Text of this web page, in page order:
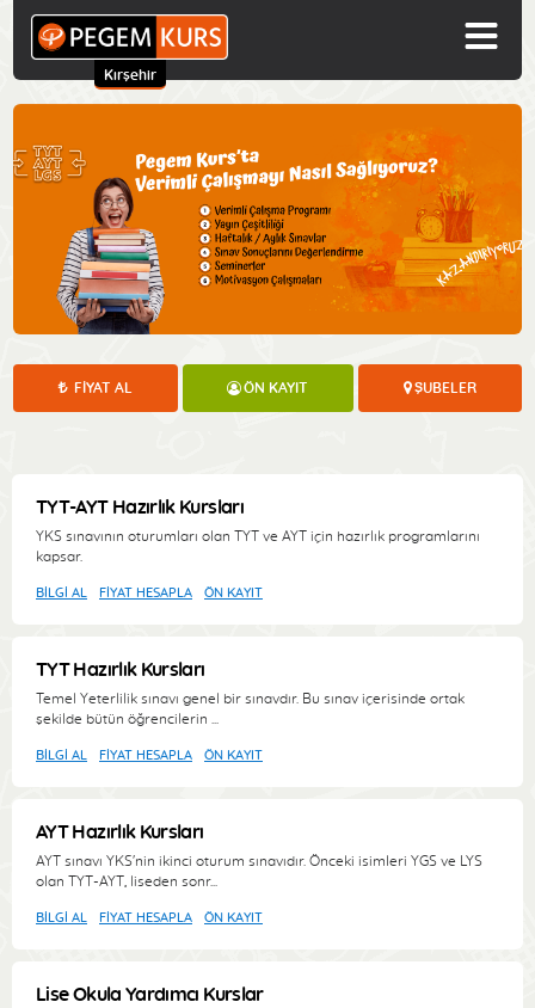
Kırşehir
FIYAT AL ÖN KAYIT ŞUBELER
TYT-AYT Hazırlık Kursları
YKS sınavının oturumları olan TYT ve AYT için hazırlık programlarını
kapsar.
BILGI AL FIYAT HESAPLA ÖN KAYIT
TYT Hazırlık Kursları
Temel Yeterlilik sınavı genel bir sınavdır. Bu sınav içerisinde ortak
şekilde bütün öğrencilerin ...
BILGI AL FIYAT HESAPLA ÖN KAYIT
AYT Hazırlık Kursları
AYT sınavı YKS'nin ikinci oturum sınavıdır. Önceki isimleri YGS ve LYS
olan TYT-AYT, liseden sonr...
BILGI AL FIYAT HESAPLA ÖN KAYIT
Lise Okula Yardımcı Kurslar